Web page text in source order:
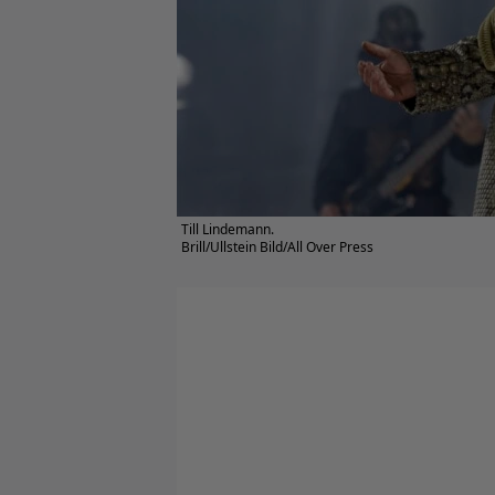
Till Lindemann.
Brill/Ullstein Bild/All Over Press